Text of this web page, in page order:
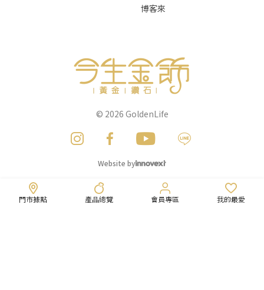
門市據點 產品總覽 會員專區 我的最愛
博客來
© 2026 GoldenLife
Website by